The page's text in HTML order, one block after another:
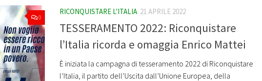
0
RICONQUISTARE L'ITALIA 21 APRILE 2022
TESSERAMENTO 2022: Riconquistare
l’Italia ricorda e omaggia Enrico Mattei
È iniziata la campagna di tesseramento 2022 di Riconquistare
l’Italia, il partito dell’Uscita dall’Unione Europea, della